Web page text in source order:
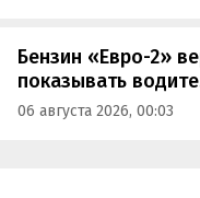
Бензин «Евро-2»
показывать
06 августа 2026, 00:03